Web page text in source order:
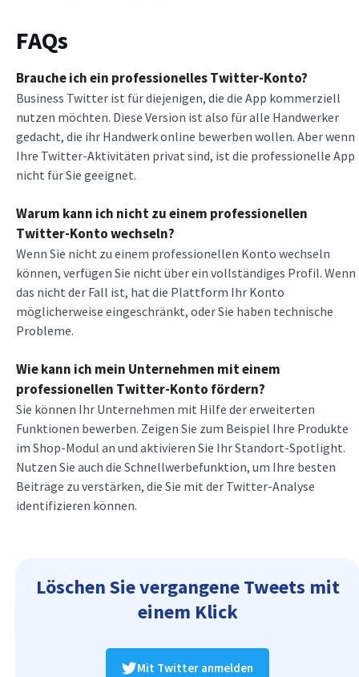
FAQs
Brauche ich ein professionelles Twitter-Konto?
Business Twitter ist für diejenigen, die die App kommerziell
nutzen möchten. Diese Version ist also für alle Handwerker
gedacht, die ihr Handwerk online bewerben wollen. Aber wenn
Ihre Twitter-Aktivitäten privat sind, ist die professionelle App
nicht für Sie geeignet.
Warum kann ich nicht zu einem professionellen
Twitter-Konto wechseln?
Wenn Sie nicht zu einem professionellen Konto wechseln
können, verfügen Sie nicht über ein vollständiges Profil. Wenn
das nicht der Fall ist, hat die Plattform Ihr Konto
möglicherweise eingeschränkt, oder Sie haben technische
Probleme.
Wie kann ich mein Unternehmen mit einem
professionellen Twitter-Konto fördern?
Sie können Ihr Unternehmen mit Hilfe der erweiterten
Funktionen bewerben. Zeigen Sie zum Beispiel Ihre Produkte
im Shop-Modul an und aktivieren Sie Ihr Standort-Spotlight.
Nutzen Sie auch die Schnellwerbefunktion, um Ihre besten
Beiträge zu verstärken, die Sie mit der Twitter-Analyse
identifizieren können.
Löschen Sie vergangene Tweets mit
einem Klick
Mit Twitter anmelden